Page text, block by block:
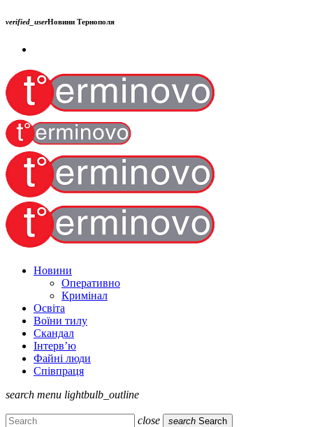
verified_userНовини Тернополя
Новини
Оперативно
Кримінал
Освіта
Воїни тилу
Скандал
Інтерв’ю
Файні люди
Співпраця
search menu lightbulb_outline
close search Search